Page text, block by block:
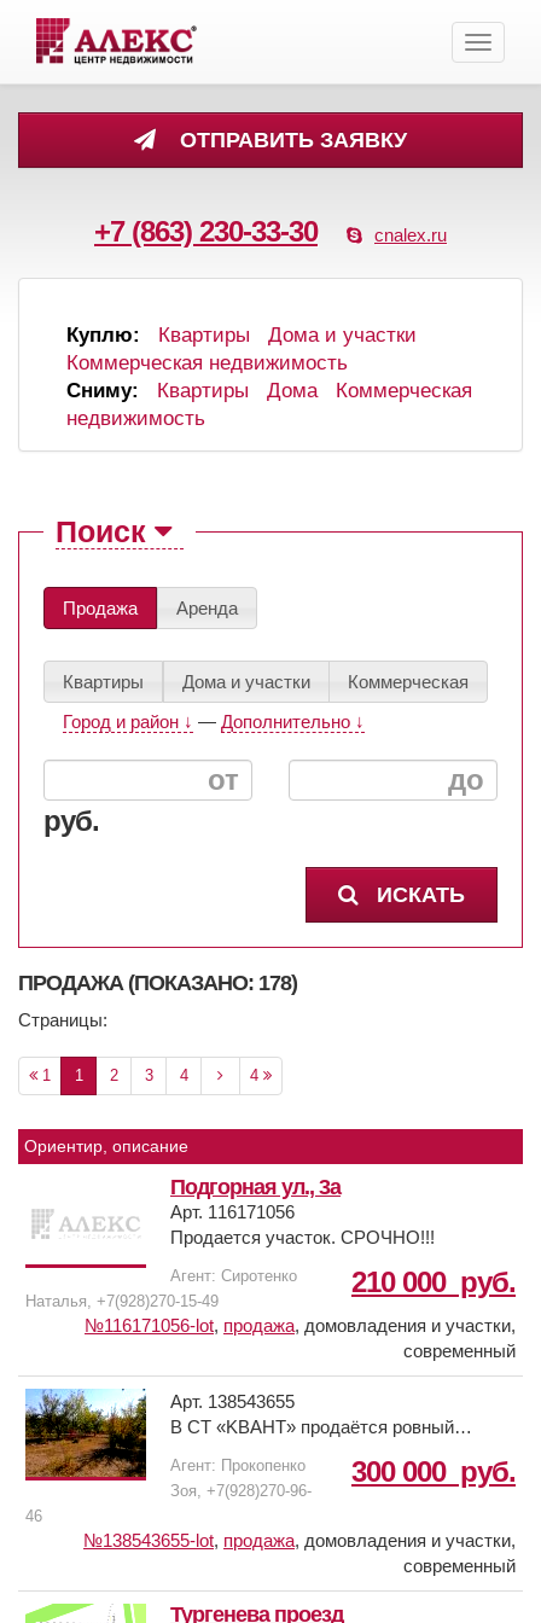
ОТПРАВИТЬ ЗАЯВКУ
+7 (863) 230-33-30 cnalex.ru
Toggle
Куплю: Квартиры
Дома и участки
Коммерческая недвижимость
Сниму:
Квартиры Дома
Коммерческая
недвижимость
Поиск
Продажа Аренда
Квартиры Дома и участки
Коммерческая
Город и район ↓ — Дополнительно ↓
руб.
ИСКАТЬ
ПРОДАЖА (ПОКАЗАНО: 178)
Страницы:
1 1 2 3 4 4
Ориентир, описание
Подгорная ул., 3а
Арт. 116171056
Продается участок. СРОЧНО!!!
210 000 руб.
Агент: Сиротенко
Наталья, +7(928)270-15-49
№116171056-lot, продажа, домовладения и участки,
современный
Арт. 138543655
B СТ «KBAНT» продаётся ровный
Площадь 12 соток (между Батaйcкoм и
п.Bыcoчинo).
Много плодоносящих деревьев,
Въезд на улицу ограничен по типу
300 000 руб.
Агент: Прокопенко
Зоя, +7(928)270-96-
46
№138543655-lot, продажа, домовладения и участки,
современный
Тургенева проезд